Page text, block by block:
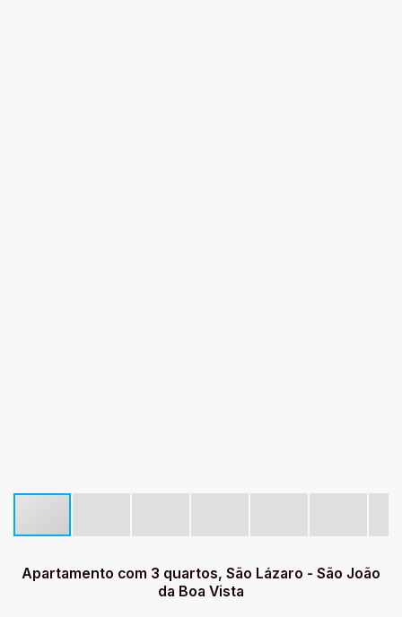
Apartamento com 3 quartos, São Lázaro - São João
da Boa Vista